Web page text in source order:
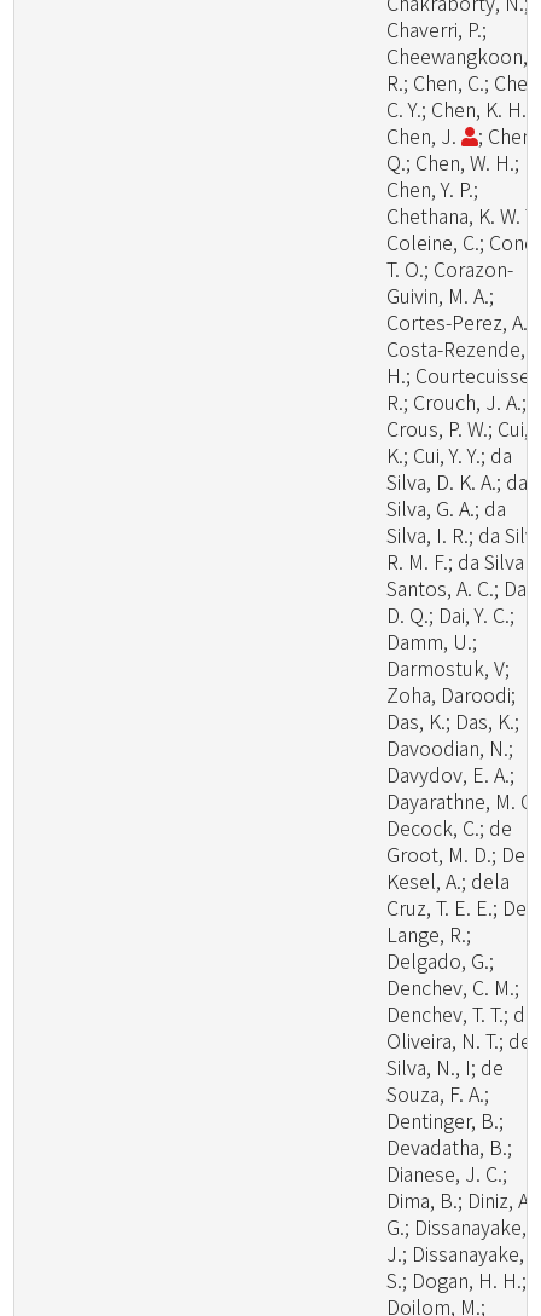
Chaverri, P.;
Cheewangkoon,
R.; Chen, C.;
C. Y.; Chen, K. H.;
Chen, J.
; Chen,
Q.; Chen, W. H.;
Chen, Y. P.;
Chethana, K. W.
Coleine, C.;
T. O.; Corazon-
Guivin, M. A.;
Cortes-Perez, A.;
Costa-Rezende,
H.; Courtecuisse,
R.; Crouch, J. A.;
Crous, P. W.; Cui,
K.; Cui, Y. Y.; da
Silva, D. K. A.; da
Silva, G. A.; da
Silva, I. R.; da
R. M. F.; da Silva
Santos, A. C.; Dai,
D. Q.; Dai, Y. C.;
Damm, U.;
Darmostuk, V;
Zoha, Daroodi;
Das, K.; Das, K.;
Davoodian, N.;
Davydov, E. A.;
Dayarathne, M.
Decock, C.; de
Groot, M. D.; De
Kesel, A.; dela
Cruz, T. E. E.; De
Lange, R.;
Delgado, G.;
Denchev, C. M.;
Denchev, T. T.; de
Oliveira, N. T.; de
Silva, N., I; de
Souza, F. A.;
Dentinger, B.;
Devadatha, B.;
Dianese, J. C.;
Dima, B.; Diniz, A.
G.; Dissanayake,
J.; Dissanayake,
S.; Dogan, H. H.;
Doilom, M.;